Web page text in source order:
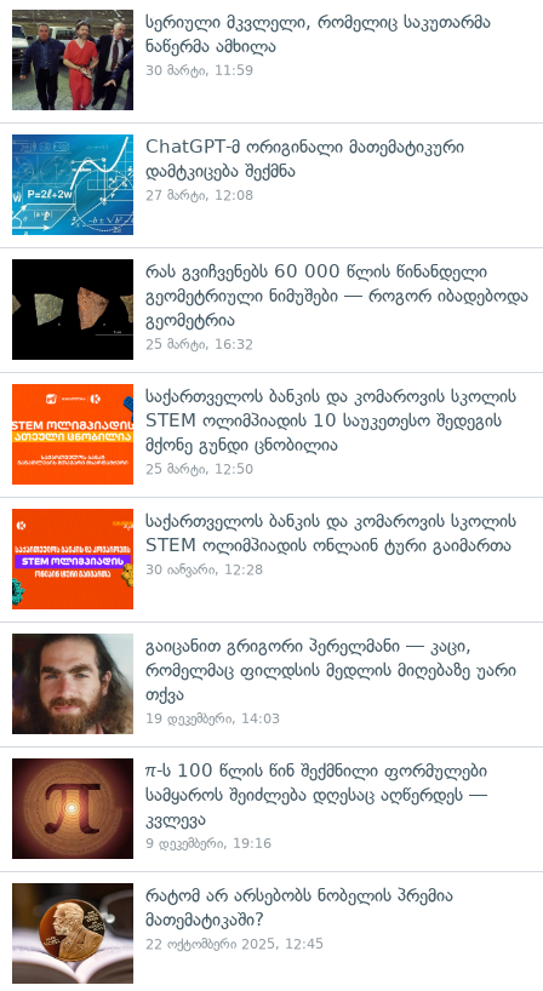
სერიული მკვლელი, რომელიც საკუთარმა
ნაწერმა ამხილა
30 მარტი, 11:59
ChatGPT-მ ორიგინალი მათემატიკური
დამტკიცება შექმნა
27 მარტი, 12:08
რას გვიჩვენებს 60 000 წლის წინანდელი
გეომეტრიული ნიმუშები — როგორ იბადებოდა
გეომეტრია
25 მარტი, 16:32
საქართველოს ბანკის და კომაროვის სკოლის
STEM ოლიმპიადის 10 საუკეთესო შედეგის
მქონე გუნდი ცნობილია
25 მარტი, 12:50
საქართველოს ბანკის და კომაროვის სკოლის
STEM ოლიმპიადის ონლაინ ტური გაიმართა
30 იანვარი, 12:28
გაიცანით გრიგორი პერელმანი — კაცი,
რომელმაც ფილდსის მედლის მიღებაზე უარი
თქვა
19 დეკემბერი, 14:03
π-ს 100 წლის წინ შექმნილი ფორმულები
სამყაროს შეიძლება დღესაც აღწერდეს —
კვლევა
9 დეკემბერი, 19:16
რატომ არ არსებობს ნობელის პრემია
მათემატიკაში?
22 ოქტომბერი 2025, 12:45